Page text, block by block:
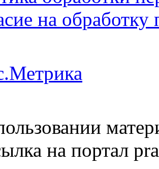
на
на портал